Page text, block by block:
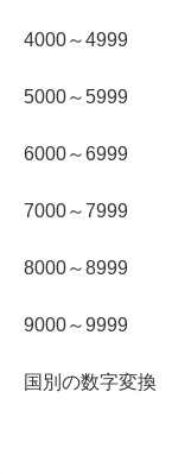
4000～4999
5000～5999
6000～6999
7000～7999
8000～8999
9000～9999
国別の数字変換